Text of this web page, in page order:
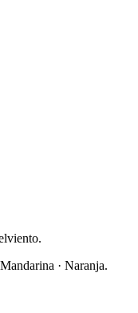
· Naranja.